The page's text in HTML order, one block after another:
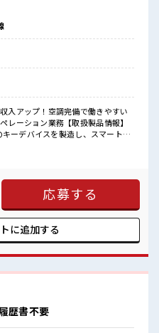
自由！
そう≫
だけど、
していきましょう！
完備！
ね★
入アップ！空調完備で働きやすい
レーション業務【取扱製品情報】
ーデバイスを製造し、スマートフ
品を手がけ、医療機器の受託製造
なければ基本的に自由！ (規定
服があるので、 毎日の服装の悩
けど自分にもできそう≫ 新しいこ
安だけど、 しっかり働く環境が整
ルUP・ステップUP目指していき
をご提案≫ 一人で悩まず気軽に相
型自由な職場！ 休憩時間にゆっく
場にはロッカー完備！ 私物の置き
応募する
に追加する
歴書不要